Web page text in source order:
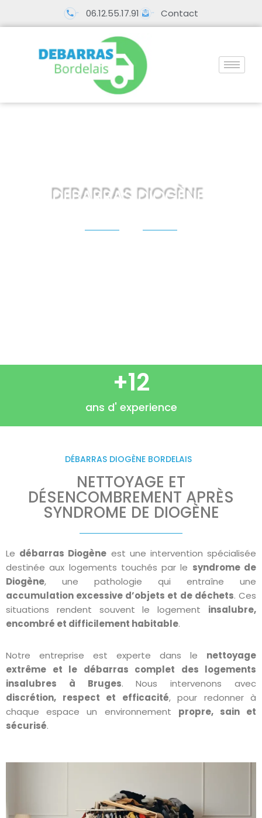
06.12.55.17.91 Contact
DEBARRAS DIOGÈNE
ans d' experience
+12
DÉBARRAS DIOGÈNE BORDELAIS
NETTOYAGE ET
DÉSENCOMBREMENT APRÈS
SYNDROME DE DIOGÈNE
Le débarras Diogène est une intervention spécialisée
destinée aux logements touchés par le syndrome de
Diogène, une pathologie qui entraîne une
accumulation excessive d’objets et de déchets. Ces
situations rendent souvent le logement insalubre,
encombré et difficilement habitable.
Notre entreprise est experte dans le nettoyage
extrême et le débarras complet des logements
insalubres à Bruges. Nous intervenons avec
discrétion, respect et efficacité, pour redonner à
chaque espace un environnement propre, sain et
sécurisé.